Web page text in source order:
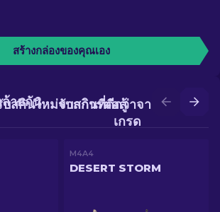
สร้างกล่องของคุณเอง
รับสกินที่ดีกว่าจากการอัป
เกรด
บสกินใหม่จากการต่อสู้
ายกัน
M4A4
DESERT STORM